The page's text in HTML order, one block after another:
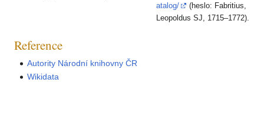
atalog/
(heslo: Fabritius,
Leopoldus SJ, 1715–1772).
Reference
Autority Národní knihovny ČR
Wikidata